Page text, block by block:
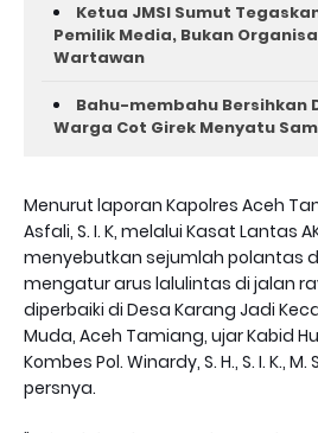
Ketua JMSI Sumut
Pemilik Media, Bukan
Wartawan
Bahu-membahu Bersihkan
Warga Cot Girek Menyatu
Menurut laporan Kapolres Aceh
Asfali, S. I. K, melalui Kasat Lantas
menyebutkan sejumlah polantas
mengatur arus lalulintas di jalan
diperbaiki di Desa Karang Jadi
Muda, Aceh Tamiang, ujar Kabid
Kombes Pol. Winardy, S. H., S. I. K.,
persnya.